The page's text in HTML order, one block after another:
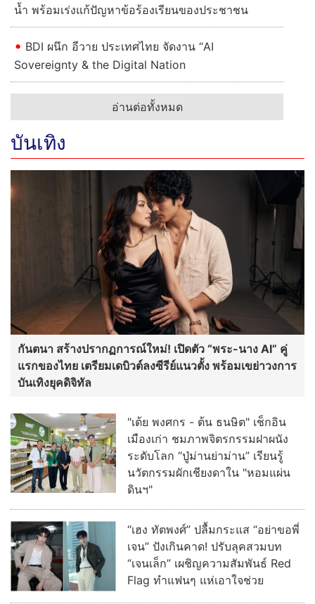
น้ำ พร้อมเร่งแก้ปัญหาข้อร้องเรียนของประชาชน
BDI ผนึก อีวาย ประเทศไทย จัดงาน “AI
Sovereignty & the Digital Nation
อ่านต่อทั้งหมด
บันเทิง
กันตนา สร้างปรากฏการณ์ใหม่! เปิดตัว “พระ-นาง AI” คู่
แรกของไทย เตรียมเดบิวต์ลงซีรีย์แนวตั้ง พร้อมเขย่าวงการ
บันเทิงยุคดิจิทัล
"เต้ย พงศกร - ต้น ธนษิต" เช็กอิน
เมืองเก่า ชมภาพจิตรกรรมฝาผนัง
ระดับโลก “ปู่ม่านย่าม่าน” เรียนรู้
นวัตกรรมผักเชียงดาใน "หอมแผ่น
ดินฯ"
“เฮง ทัตพงศ์” ปลื้มกระแส “อย่าขอพี่
เจน” ปังเกินคาด! ปรับลุคสวมบท
“เจนเล็ก” เผชิญความสัมพันธ์ Red
Flag ทำแฟนๆ แห่เอาใจช่วย